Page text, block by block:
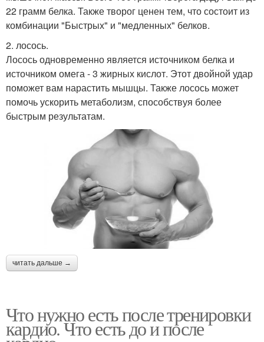
22 грамм белка. Также творог ценен тем, что состоит из
комбинации "Быстрых" и "медленных" белков.
2. лосось.
Лосось одновременно является источником белка и
источником омега - 3 жирных кислот. Этот двойной удар
поможет вам нарастить мышцы. Также лосось может
помочь ускорить метаболизм, способствуя более
быстрым результатам.
читать дальше →
Что нужно есть после тренировки
кардио. Что есть до и после